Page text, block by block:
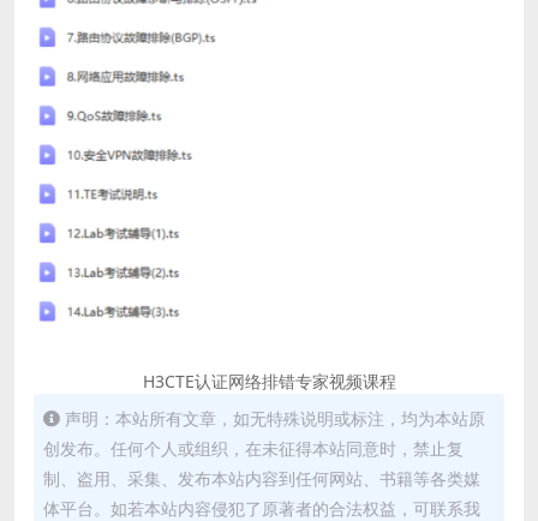
H3CTE认证网络排错专家视频课程
声明：本站所有文章，如无特殊说明或标注，均为本站原
创发布。任何个人或组织，在未征得本站同意时，禁止复
制、盗用、采集、发布本站内容到任何网站、书籍等各类媒
体平台。如若本站内容侵犯了原著者的合法权益，可联系我